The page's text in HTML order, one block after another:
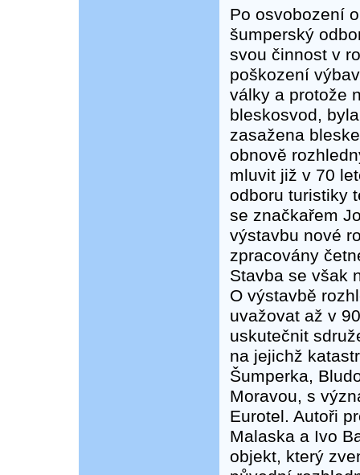
Po osvobození
šumperský
svou činnost v
poškození
války a protože
bleskosvod,
zasažena
obnově
mluvit již v 70
odboru turistiky
se značkařem
výstavbu nové
zpracovány
Stavba se však
O výstavbě
uvažovat až v
uskutečnit
na jejichž
Šumperka,
Moravou, s
Eurotel. Autoři
Malaska a Ivo
objekt, který